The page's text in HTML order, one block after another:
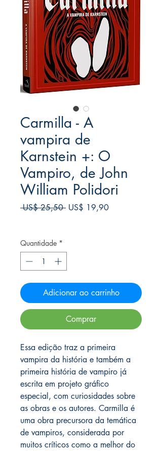
Carmilla - A
vampira de
Karnstein +: O
Vampiro, de John
William Polidori
US$ 25,50 Preço
US$ 19,90Preço
Quantidade *
Adicionar ao carrinho
Comprar
Essa edição traz a primeira
vampira da história e também a
primeira história de vampiro já
escrita em projeto gráfico
especial, com curiosidades sobre
as obras e os autores. Carmilla é
uma obra precursora da temática
de vampiros, considerada por
muitos críticos como a melhor do